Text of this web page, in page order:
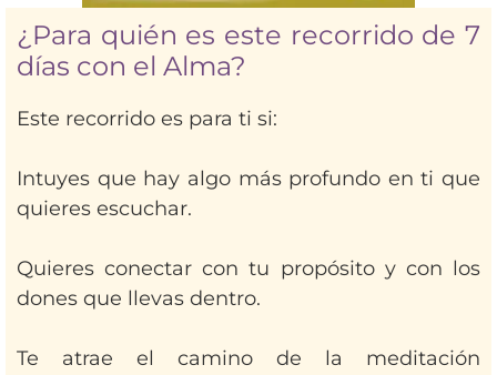
¿Para quién es este recorrido de 7
días con el Alma?
Este recorrido es para ti si:
Intuyes que hay algo más profundo en ti que
quieres escuchar.
Quieres conectar con tu propósito y con los
dones que llevas dentro.
Te atrae el camino de la meditación